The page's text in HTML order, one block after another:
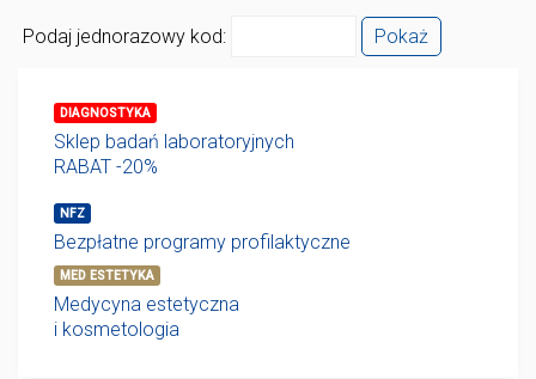
Podaj jednorazowy kod: Pokaż
DIAGNOSTYKA
Sklep badań laboratoryjnych
RABAT -20%
NFZ
Bezpłatne programy profilaktyczne
MED ESTETYKA
Medycyna estetyczna
i kosmetologia